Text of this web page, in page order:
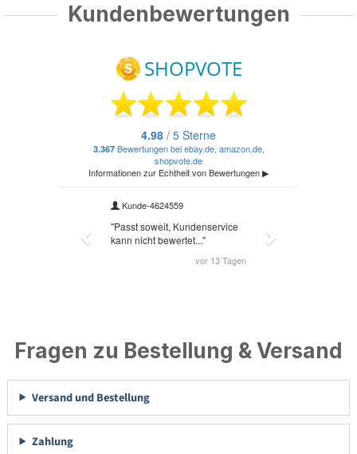
Kundenbewertungen
Fragen zu Bestellung & Versand
Versand und Bestellung
Zahlung